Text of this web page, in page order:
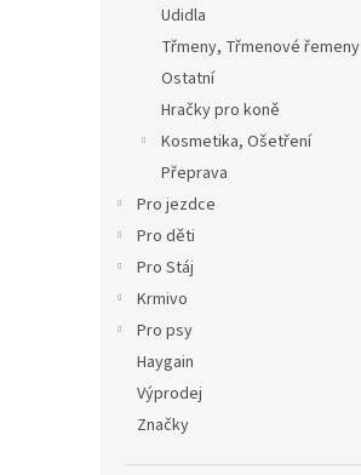
Udidla
Třmeny, Třmenové řemeny
Ostatní
Hračky pro koně
Kosmetika, Ošetření
Přeprava
Pro jezdce
Pro děti
Pro Stáj
Krmivo
Pro psy
Haygain
Výprodej
Značky